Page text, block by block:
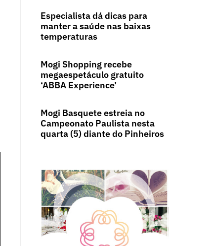
Especialista dá dicas para
manter a saúde nas baixas
temperaturas
Mogi Shopping recebe
megaespetáculo gratuito
‘ABBA Experience’
Mogi Basquete estreia no
Campeonato Paulista nesta
quarta (5) diante do Pinheiros